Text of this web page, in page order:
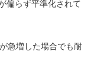
偏らず平準化されて
急増した場合でも耐